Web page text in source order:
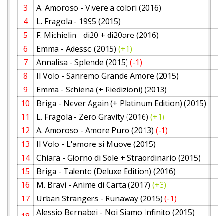
3
A. Amoroso - Vivere a colori (2016)
4
L. Fragola - 1995 (2015)
5
F. Michielin - di20 + di20are (2016)
6
Emma - Adesso (2015) (+1)
7
Annalisa - Splende (2015) (-1)
8
Il Volo - Sanremo Grande Amore (2015)
9
Emma - Schiena (+ Riedizioni) (2013)
10
Briga - Never Again (+ Platinum Edition) (2015)
11
L. Fragola - Zero Gravity (2016) (+1)
12
A. Amoroso - Amore Puro (2013) (-1)
13
Il Volo - L'amore si Muove (2015)
14
Chiara - Giorno di Sole + Straordinario (2015)
15
Briga - Talento (Deluxe Edition) (2016)
16
M. Bravi - Anime di Carta (2017) (+3)
17
Urban Strangers - Runaway (2015) (-1)
Alessio Bernabei - Noi Siamo Infinito (2015)